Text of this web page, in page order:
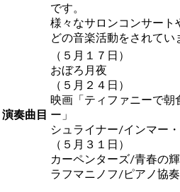
です。
様々なサロンコンサート
どの音楽活動をされて
演奏曲目
（５月１７日）
おぼろ月夜
（５月２４日）
映画「ティファニーで
ー」
シュライナー/インマー
（５月３１日）
カーペンターズ/青春の輝
ラフマニノフ/ピアノ協